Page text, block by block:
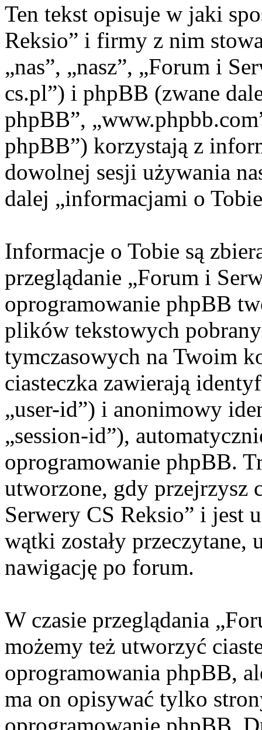
Ten tekst opisuje w jaki
Reksio” i firmy z nim
„nas”, „nasz”, „Forum i
cs.pl”) i phpBB (zwane
phpBB”,
phpBB”) korzystają z
dowolnej sesji używania
dalej „informacjami o
Informacje o Tobie są
przeglądanie „Forum i
oprogramowanie phpBB
plików tekstowych
tymczasowych na Twoim
ciasteczka zawierają
„user-id”) i anonimowy
„session-id”),
oprogramowanie phpBB.
utworzone, gdy przejrzysz
Serwery CS Reksio” i jest
wątki zostały przeczytane,
nawigację po forum.
W czasie przeglądania
możemy też utworzyć
oprogramowania phpBB,
ma on opisywać tylko
oprogramowanie phpBB.